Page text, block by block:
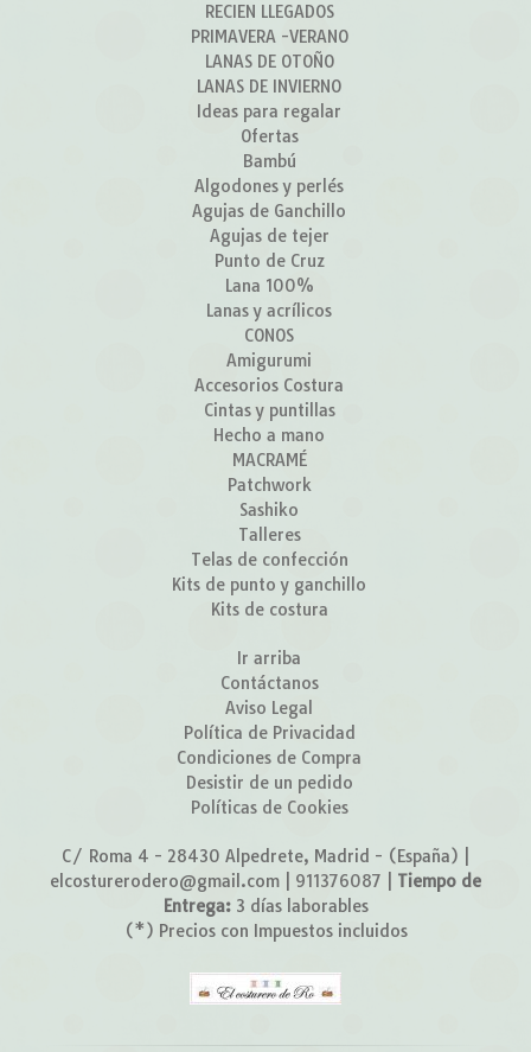
RECIEN LLEGADOS
PRIMAVERA -VERANO
LANAS DE OTOÑO
LANAS DE INVIERNO
Ideas para regalar
Ofertas
Bambú
Algodones y perlés
Agujas de Ganchillo
Agujas de tejer
Punto de Cruz
Lana 100%
Lanas y acrílicos
CONOS
Amigurumi
Accesorios Costura
Cintas y puntillas
Hecho a mano
MACRAMÉ
Patchwork
Sashiko
Talleres
Telas de confección
Kits de punto y ganchillo
Kits de costura
Ir arriba
Contáctanos
Aviso Legal
Política de Privacidad
Condiciones de Compra
Desistir de un pedido
Políticas de Cookies
C/ Roma 4 - 28430 Alpedrete, Madrid - (España) |
elcosturerodero@gmail.com | 911376087
Tiempo de
Entrega: 3 días laborables
(*) Precios con Impuestos incluidos